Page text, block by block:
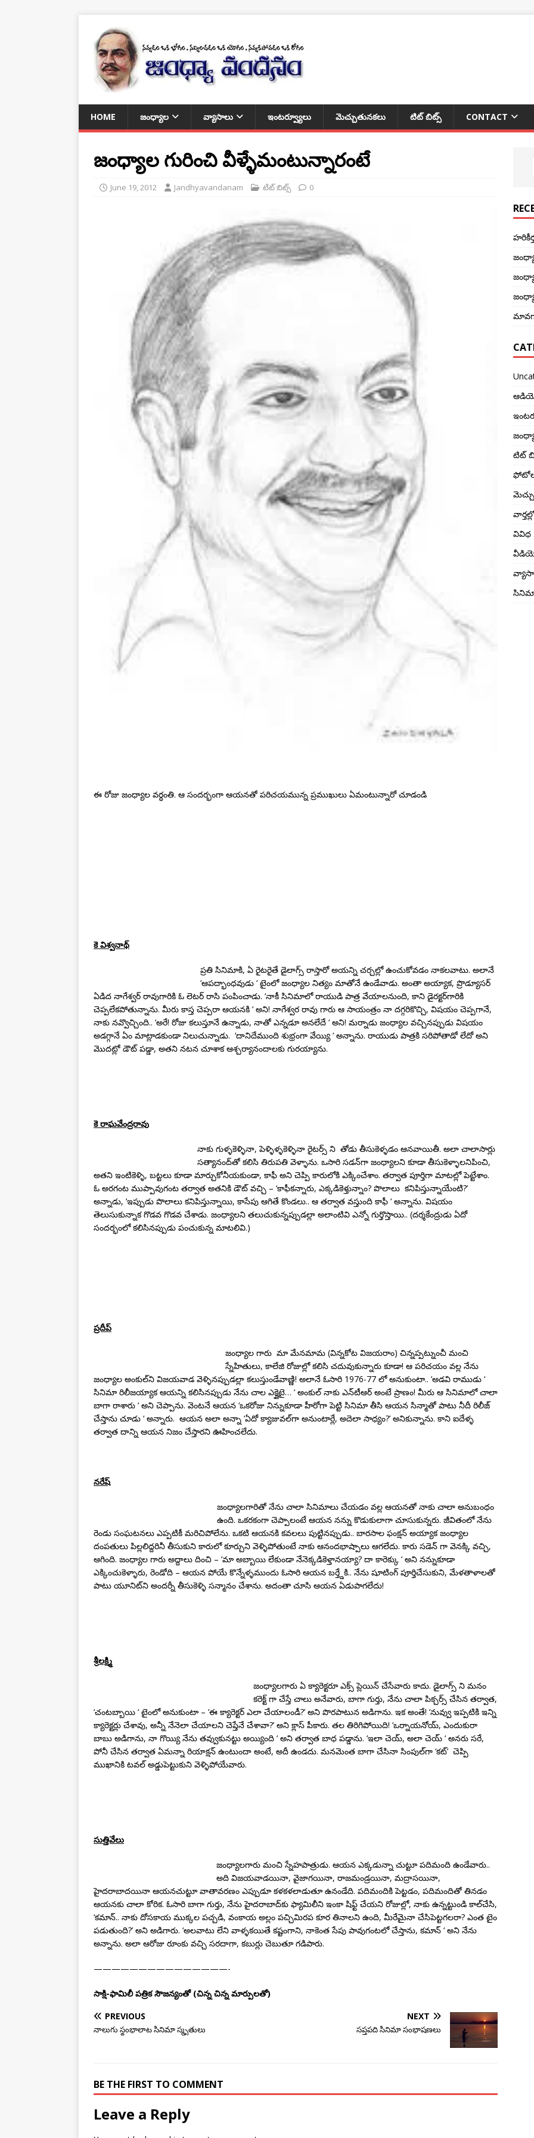
HOME జంధ్యాల వ్యాసాలు ఇంటర్వ్యూలు మెచ్చుతునకలు టిట్ బిట్స్ CONTACT
జంధ్యాల గురించి వీళ్ళేమంటున్నారంటే
June 19, 2012 Jandhyavandanam టిట్ బిట్స్ 0
ఈ రోజు జంధ్యాల వర్ధంతి. ఆ సందర్భంగా ఆయనతో పరిచయమున్న ప్రముఖులు ఏమంటున్నారో చూడండి
కె విశ్వనాథ్
ప్రతి సినిమాకి, ఏ రైటరైతే డైలాగ్స్ రాస్తారో అయన్ని చర్చల్లో ఉంచుకోవడం నాకలవాటు. అలానే
‘ఆపద్భాంధవుడు ‘ టైంలో జంధ్యాల నిత్యం మాతోనే ఉండేవాడు. అంతా అయ్యాక, ప్రొడ్యూసర్
ఏడిద నాగేశ్వర్ రావుగారికి ఓ లెటర్ రాసి పంపించాడు. ‘నాకీ సినిమాలో రాయుడి పాత్ర వేయాలనుంది, కాని డైరక్టర్‌గారికి
చెప్పలేకపోతున్నాను. మీరు కాస్త చెప్పరా ఆయనకి ‘ అని! నాగేశ్వర రావు గారు ఆ సాయంత్రం నా దగ్గరికొచ్చి, విషయం చెప్పగానే,
నాకు నవ్వొచ్చింది.. ‘అరే! రోజు కలుస్తూనే ఉన్నాడు, నాతో ఎన్నడూ అనలేదే ‘ అని! మర్నాడు జంధ్యాల వచ్చినప్పుడు విషయం
అడగ్గానే ఏం మాట్లాడకుండా నిలుచున్నాడు. ‘దానిదేముంది శుభ్రంగా వేయ్యి ‘ అన్నాను. రాయుడు పాత్రకి సరిపోతాడో లేదో అని
మొదట్లో డౌట్ పడ్డా, అతని నటన చూశాక ఆశ్చర్యానందాలకు గురయ్యాను.
కె రాఘవేంద్రరావు
నాకు గుళ్ళకెళ్ళినా, పెళ్ళిళ్ళకెళ్ళినా రైటర్స్ ని తోడు తీసుకెళ్ళడం ఆనవాయితీ. అలా చాలాసార్లు
సత్యానంద్‌తో కలిసి తిరుపతి వెళ్ళాను. ఒసారి సడన్‌గా జంధ్యాలని కూడా తీసుకెళ్ళాలనిపించి,
అతని ఇంటికెళ్ళి, బట్టలు కూడా మార్చుకోనీయకుండా, కాఫీ అని చెప్పి కారులోకి ఎక్కించేశాం. తర్వాత పూర్తిగా మాటల్లో పెట్టేశాం.
ఓ అరగంట ముప్పావుగంట తర్వాత అతనికి డౌట్ వచ్చి – ‘కాఫీకన్నారు, ఎక్కడికెళ్తున్నాం? పొలాలు కనిపిస్తున్నాయేంటి?’
అన్నాడు, ‘ఇప్పుడు పొలాలు కనిపిస్తున్నాయి, కాసేపు ఆగితే కొండలు.. ఆ తర్వాత వస్తుంది కాఫీ ‘ అన్నాను. విషయం
తెలుసుకున్నాక గొడవ గొడవ చేశాడు. జంధ్యాలని తలుచుకున్నప్పుడల్లా అలాంటివి ఎన్నో గుర్తొస్తాయి.. (దర్శకేంద్రుడు ఏదో
సందర్భంలో కలిసినప్పుడు పంచుకున్న మాటలివి.)
ప్రదీప్
జంధ్యాల గారు మా మేనమామ (విన్నకోట విజయరాం) చిన్నప్పట్నుంచీ మంచి
స్నేహితులు, కాలేజి రోజుల్లో కలిసి చదువుకున్నారు కూడా! ఆ పరిచయం వల్ల నేను
జంధ్యాల అంకుల్‌ని విజయవాడ వెళ్ళినప్పుడల్లా కలుస్తుండేవాణ్ణి! అలానే ఓసారి 1976-77 లో అనుకుంటా.. ‘అడవి రాముడు ‘
సినిమా రిలీజయ్యాక ఆయన్ని కలిసినప్పుడు నేను చాల ఎక్జైటై… ‘ అంకుల్ నాకు ఎన్‌టీఆర్ అంటే ప్రాణం! మీరు ఆ సినిమాలో చాలా
బాగా రాశారు ‘ అని చెప్పాను. వెంటనే ఆయన ‘ఒకరోజు నిన్నుకూడా హీరోగా పెట్టి సినిమా తీసి ఆయన సిన్మాతో పాటు నీదీ రిలీజ్
చేస్తాను చూడు ‘ అన్నారు. ఆయన అలా అన్నా ‘ఏదో క్యాజువల్‌గా అనుంటార్లే, అదెలా సాధ్యం?’ అనికున్నాను. కాని ఐదేళ్ళ
తర్వాత దాన్ని ఆయన నిజం చేస్తారని ఊహించలేదు.
నరేష్
జంధ్యాలగారితో నేను చాలా సినిమాలు చేయడం వల్ల ఆయనతో నాకు చాలా అనుబంధం
ఉంది. ఒకరకంగా చెప్పాలంటే ఆయన నన్ను కొడుకులాగా చూసుకున్నరు. జీవితంలో నేను
రెండు సంఘటనలు ఎప్పటికీ మరిచిపోలేను. ఒకటి ఆయనకి కవలలు పుట్టినప్పుడు.. బారసాల ఫంక్షన్ అయ్యాక జంధ్యాల
దంపతులు పిల్లలిద్దరినీ తీసుకుని కారులో కూర్చుని వెళ్ళిపోతుంటే నాకు ఆనందభాష్పాలు ఆగలేదు. కారు సడెన్ గా వెనక్కి వచ్చి,
ఆగింది. జంధ్యాల గారు అద్దాలు దించి – ‘మా అబ్బాయి లేకుండా నేనెక్కడికెళ్తానయ్యా? దా కారెక్కు ‘ అని నన్నుకూడా
ఎక్కించుకెళ్ళారు, రెండోది – ఆయన పోయే కొన్నేళ్ళముందు ఓసారి ఆయన బర్త్డేకి.. నేను షూటింగ్ పూర్తిచేసుకుని, మేళతాళాలతో
పాటు యూనిట్‌ని అందర్నీ తీసుకెళ్ళి సన్మానం చేశాను. అదంతా చూసి ఆయన ఏడుపాగలేదు!
శ్రీలక్ష్మి
జంధ్యాలగారు ఏ క్యారెక్టరూ ఎక్స్‌ ప్లెయిన్ చేసేవారు కాదు. డైలాగ్స్‌ ని మనం
కరెక్ట్‌ గా చేస్తే చాలు అనేవారు, బాగా గుర్తు, నేను చాలా పిక్చర్స్ చేసిన తర్వాత,
‘చంటబ్బాయి ‘ టైంలో అనుకుంటా – ‘ఈ క్యారెక్టర్ ఎలా చేయాలండీ?’ అని పొరపాటున అడిగాను. ఇక అంతే! ‘నువ్వు ఇప్పటికి ఇన్ని
క్యారెక్టర్లు చేశావు, అన్నీ నేనెలా చేయాలని చెప్తేనే చేశావా?’ అని క్లాస్ పీకారు. తల తిరిగిపోయిది! ‘ఒర్నాయనోయ్, ఎందుకురా
బాబు అడిగాను, నా గొయ్యి నేను తవ్వుకునట్టు అయ్యింది ‘ అని తర్వాత బాధ పడ్డాను. ‘ఇలా చెయ్, అలా చెయ్ ‘ అనరు సరే,
పోనీ చేసిన తర్వాత ఏమన్నా రియాక్షన్ ఉంటుందా అంటే, అదీ ఉండదు. మనమెంత బాగా చేసినా సింపుల్‌గా ‘కట్’ చెప్పి
ముఖానికి టవల్ అడ్డుపెట్టుకుని వెళ్ళిపోయేవారు.
సుత్తివేలు
జంధ్యాలగారు మంచి స్నేహపాత్రుడు. ఆయన ఎక్కడున్నా చుట్టూ పదిమంది ఉండేవారు..
అది విజయవాడయినా, వైజాగయినా, రాజమండ్రయినా, మద్రాసయినా,
హైదరాబాదయినా ఆయనచుట్టూ వాతావరణం ఎప్పుడూ కళకళలాడుతూ ఉనండేది. పదిమందికి పెట్టడం, పదిమందితో తినడం
ఆయనకు చాలా కోరిక. ఓసారి బాగా గుర్తు, నేను హైదరాబాద్‌కు ఫ్యామిలీని ఇంకా షిఫ్ట్ చేయని రోజుల్లో, నాకు ఉన్నట్టుండి కాల్‌చేసి,
‘కమాన్.. నాకు దోసకాయ ముక్కల పచ్చడి, వంకాయ అల్లం పచ్చిమిరప కూర తినాలని ఉంది, మీరేమైనా చేసిపెట్టగలరా? ఎంత టైం
పడుతుంది?’ అని అడిగారు. ‘అలవాటు లేని వాళ్ళకయితే కష్టంగాని, నాకెంత సేపు పావుగంటలో చేస్తాను, కమాన్ ‘ అని నేను
అన్నాను. అలా ఆరోజు రూంకు వచ్చి సరదాగా, కబుర్లు చెబుతూ గడిపారు.
———————————————-
సాక్షి-ఫామిలీ పత్రిక సౌజన్యంతో (చిన్న చిన్న మార్పులతో)
PREVIOUS
నాలుగు స్థంభాలాట సినిమా స్మృతులు
NEXT
సప్తపది సినిమా సంభాషణలు
BE THE FIRST TO COMMENT
Leave a Reply
టిట్
వివిధ